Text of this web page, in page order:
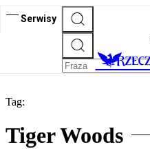
Serwisy
Tag:
Tiger Woods